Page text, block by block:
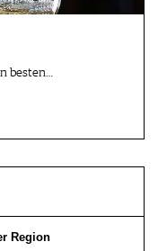
besten…
Region